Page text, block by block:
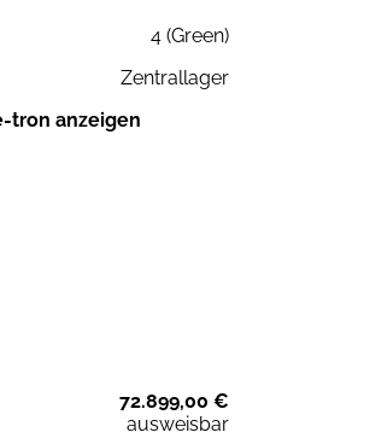
4 (Green)
Zentrallager
tron anzeigen
72.899,00 €
ausweisbar